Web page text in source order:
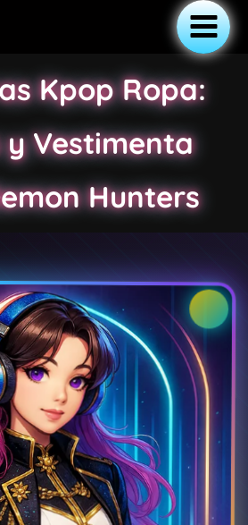
Main
Menu
Kpop Ropa:
Vestimenta
Hunters
👗
🧥
👔
👕